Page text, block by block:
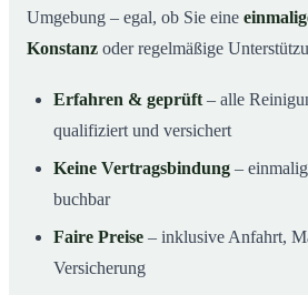
Umgebung – egal, ob Sie eine
Konstanz oder regelmäßige
Erfahren & geprüft – alle
qualifiziert und versichert
Keine Vertragsbindung –
buchbar
Faire Preise – inklusive Anfahrt,
Versicherung